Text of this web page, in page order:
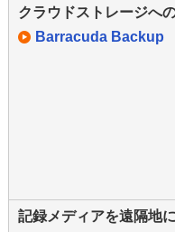
クラウドストレージへ
Barracuda Backup
記録メディアを遠隔地